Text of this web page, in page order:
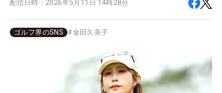
配信日時： 2026年5月11日 14時28分
ゴルフ界のSNS #金田久美子